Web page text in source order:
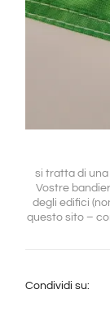
si tratta di
Vostre
degli edifici
questo sito –
Condividi su: